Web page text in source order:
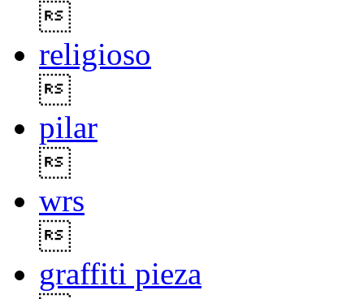
religioso
pilar
wrs
graffiti pieza